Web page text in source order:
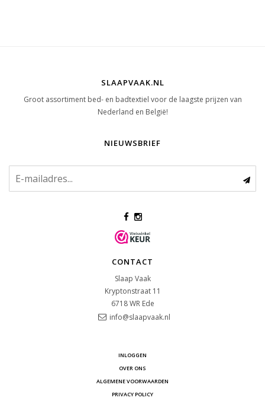
SLAAPVAAK.NL
Groot assortiment bed- en badtextiel voor de laagste prijzen van
Nederland en België!
NIEUWSBRIEF
CONTACT
Slaap Vaak
Kryptonstraat 11
6718 WR Ede
info@slaapvaak.nl
INLOGGEN
OVER ONS
ALGEMENE VOORWAARDEN
PRIVACY POLICY